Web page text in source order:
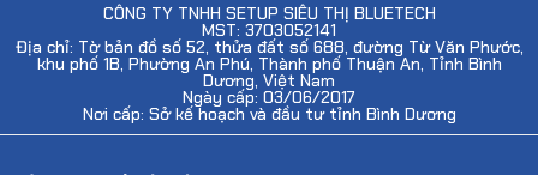
CÔNG TY TNHH SETUP SIÊU THỊ BLUETECH
MST: 3703052141
Địa chỉ: Tờ bản đồ số 52, thửa đất số 688, đường Từ Văn Phước,
khu phố 1B, Phường An Phú, Thành phố Thuận An, Tỉnh Bình
Dương, Việt Nam
Ngày cấp: 03/06/2017
Nơi cấp: Sở kế hoạch và đầu tư tỉnh Bình Dương